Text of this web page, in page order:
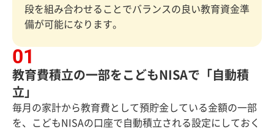
段を組み合わせることでバランスの良い教育資金準
備が可能になります。
教育費積立の一部をこどもNISAで「自動積
立」
毎月の家計から教育費として預貯金している金額の一部
を、こどもNISAの口座で自動積立される設定にしておく